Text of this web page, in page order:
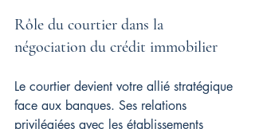
Rôle du courtier dans la
négociation du crédit immobilier
Le courtier devient votre allié stratégique
face aux banques. Ses relations
privilégiées avec les établissements